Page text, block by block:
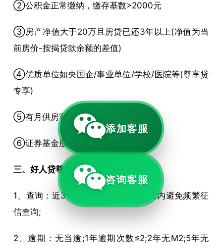
②公积金正常缴纳，缴存基数>2000元
③房产净值大于20万且房贷已还3年以上(净值为当
前房价-按揭贷款余额的差值)
④优质单位如央国企/事业单位/学校/医院等(尊享贷
专享)
⑤有月供房客户(抵押，按揭都可)
⑥证券基金股票
三、好人贷尊享版征信要求
1、查询：近3个月≤10次;申请前1个月内避免频繁征
信查询;
2、逾期：无当逾;1年逾期次数≤2;2年无M2;5年无
添加客服
咨询客服